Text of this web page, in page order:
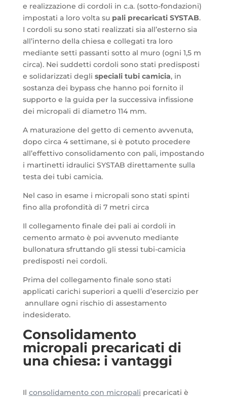
e realizzazione di cordoli in c.a. (sotto-fondazioni)
impostati a loro volta supali precaricati SYSTAB.
I cordoli su sono stati realizzati sia all’esterno sia
all’interno della chiesa e collegati tra loro
mediante setti passanti sotto al muro (ogni 1,5 m
circa). Nei suddetti cordoli sono stati predisposti
e solidarizzati degli speciali tubi camicia, in
sostanza dei bypass che hanno poi fornito il
supporto e la guida per la successiva infissione
dei micropali di diametro 114 mm.
A maturazione del getto di cemento avvenuta,
dopo circa 4 settimane, si è potuto procedere
all’effettivo consolidamento con pali, impostando
i martinetti idraulici SYSTAB direttamente sulla
testa dei tubi camicia.
Nel caso in esame i micropali sono stati spinti
fino alla profondità di 7 metri circa
Il collegamento finale dei pali ai cordoli in
cemento armato è poi avvenuto mediante
bullonatura sfruttando gli stessi tubi-camicia
predisposti nei cordoli.
Prima del collegamento finale sono stati
applicati carichi superiori a quelli d’esercizio per
annullare ogni rischio di assestamento
indesiderato.
Consolidamento
micropali precaricati di
una chiesa: i vantaggi
Il consolidamento con micropali precaricati è